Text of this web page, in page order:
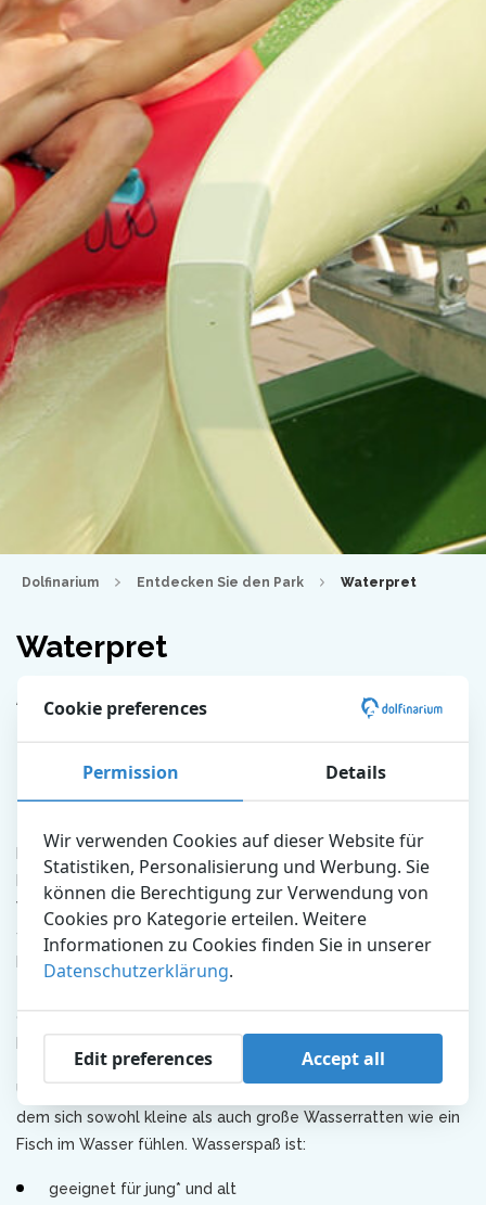
Dolfinarium Entdecken Sie den Park Waterpret
Waterpret
Aktuelle Informationen findest du in der blauen Leiste
„Waterpret“ geöffnet ist. Die Angaben sind stets ohne
Gewähr.
Dolfinarium gesehen haben! In unserer Wasserattraktion
Waterpret rutschen Sie zusammen mit Ihren Kindern von den
10 (!) Wasserrutschen. Oder suchen Sie einen Moment zum
Entspannen, während Ihre Kinder Spaß haben? In der
oder ein erfrischendes Getränk auf der Terrasse des
Unsere Wasserattraktion Waterpret ist ein Spielplatz, auf
dem sich sowohl kleine als auch große Wasserratten wie ein
Fisch im Wasser fühlen. Wasserspaß ist:
geeignet für jung* und alt
Cookie preferences
Permission Details
Wir verwenden Cookies auf dieser Website für
Statistiken, Personalisierung und Werbung. Sie
können die Berechtigung zur Verwendung von
Cookies pro Kategorie erteilen. Weitere
Informationen zu Cookies finden Sie in unserer
Datenschutzerklärung.
Edit preferences Accept all